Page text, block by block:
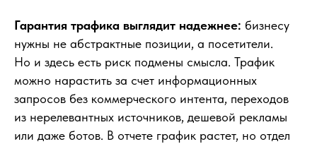
Гарантия трафика выглядит надежнее: бизнесу
нужны не абстрактные позиции, а посетители.
Но и здесь есть риск подмены смысла. Трафик
можно нарастить за счет информационных
запросов без коммерческого интента, переходов
из нерелевантных источников, дешевой рекламы
или даже ботов. В отчете график растет, но отдел